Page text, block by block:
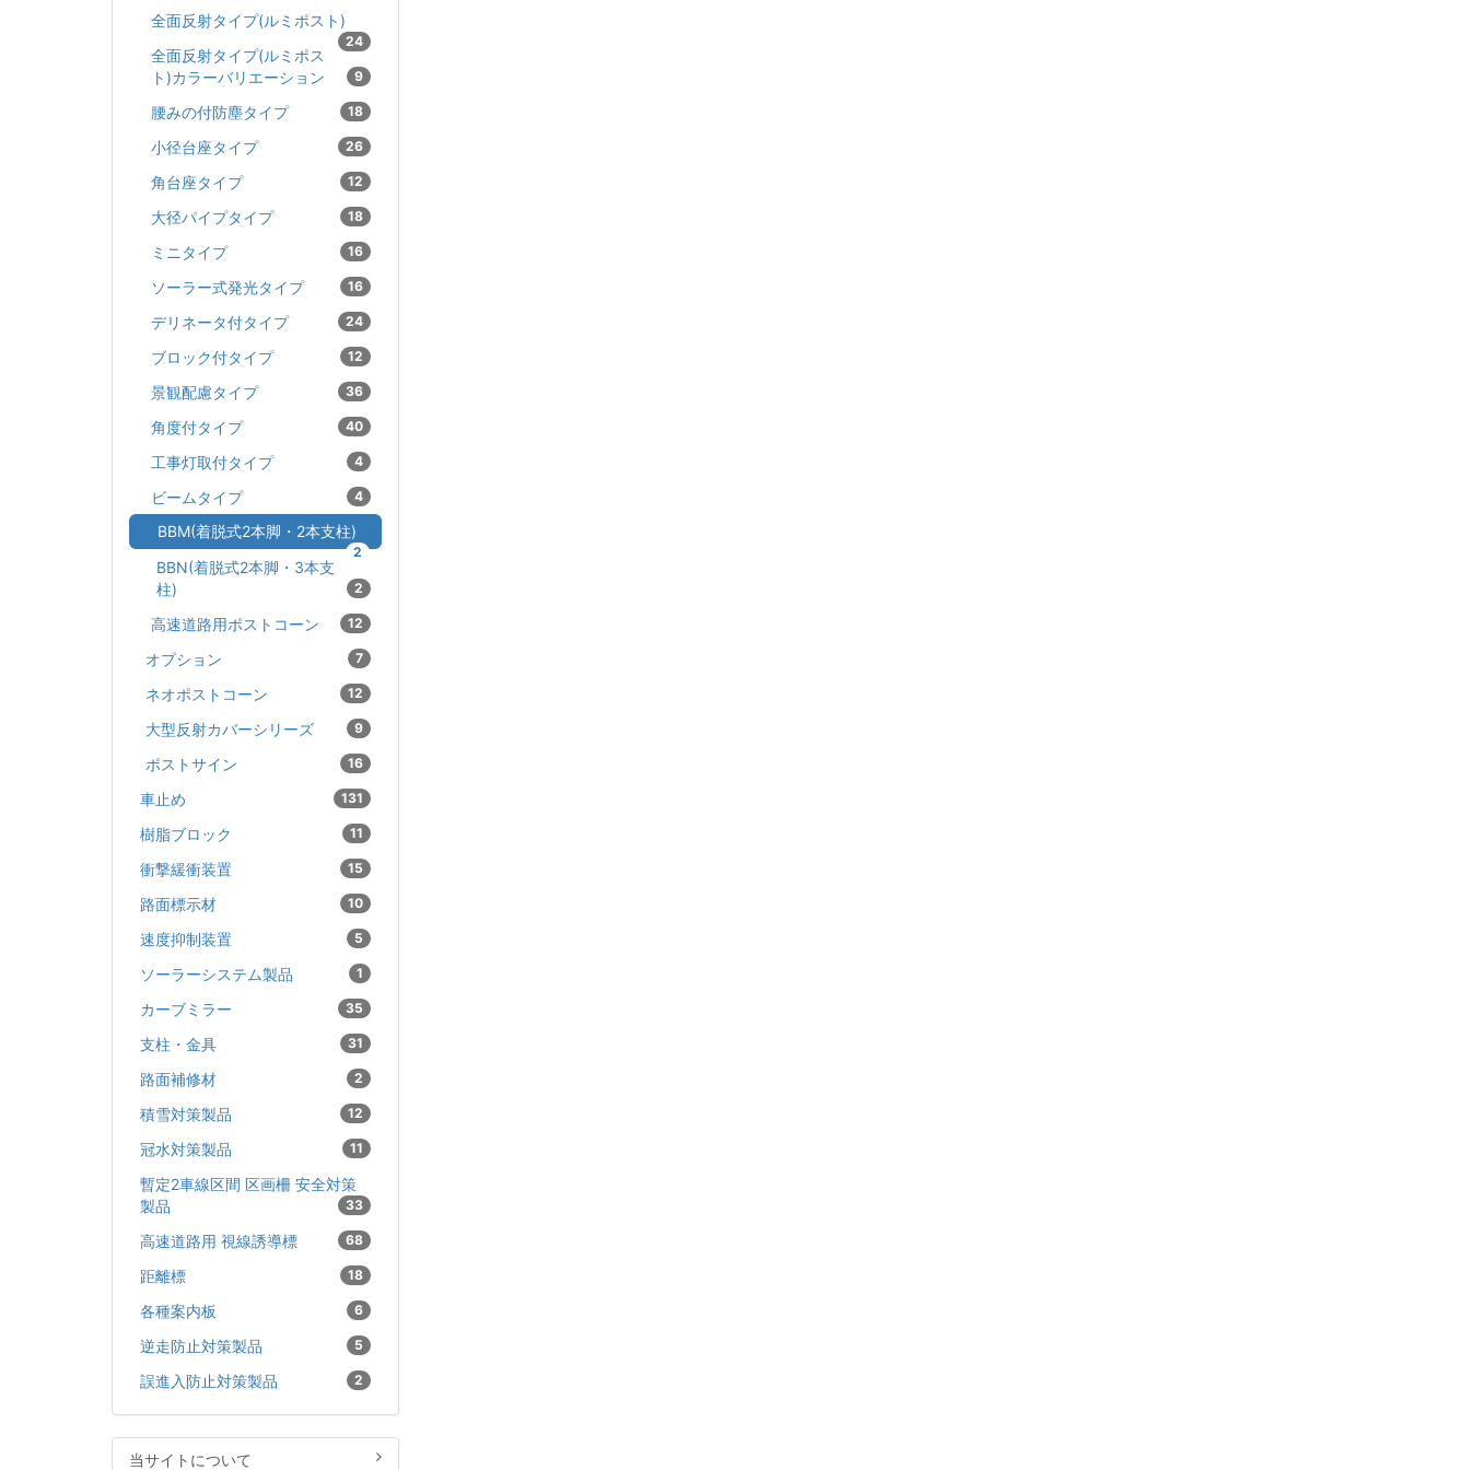
全面反射タイプ(ルミポスト)
24
全面反射タイプ(ルミポス
ト)カラーバリエーション
9
腰みの付防塵タイプ 18
小径台座タイプ 26
角台座タイプ 12
大径パイプタイプ 18
ミニタイプ 16
ソーラー式発光タイプ 16
デリネータ付タイプ 24
ブロック付タイプ 12
景観配慮タイプ 36
角度付タイプ 40
工事灯取付タイプ 4
ビームタイプ 4
BBM(着脱式2本脚・2本支柱)
2
BBN(着脱式2本脚・3本支
柱)
2
高速道路用ポストコーン 12
オプション 7
ネオポストコーン 12
大型反射カバーシリーズ 9
ポストサイン 16
車止め 131
樹脂ブロック 11
衝撃緩衝装置 15
路面標示材 10
速度抑制装置 5
ソーラーシステム製品 1
カーブミラー 35
支柱・金具 31
路面補修材 2
積雪対策製品 12
冠水対策製品 11
暫定2車線区間 区画柵 安全対策
製品
33
高速道路用 視線誘導標 68
距離標 18
各種案内板 6
逆走防止対策製品 5
誤進入防止対策製品 2
当サイトについて